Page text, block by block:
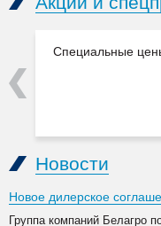
Специальные
Previous
Новости
Новое дилерское
Группа компаний Белагро